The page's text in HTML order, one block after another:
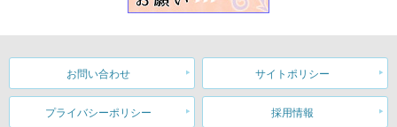
お問い合わせ サイトポリシー
プライバシーポリシー 採用情報